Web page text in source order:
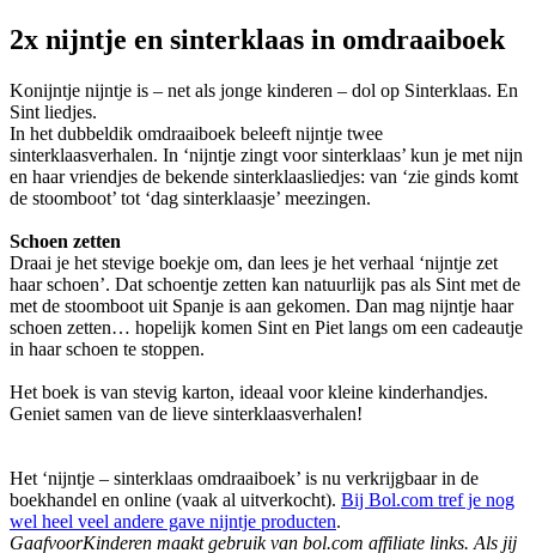
2x nijntje en sinterklaas in omdraaiboek
Konijntje nijntje is – net als jonge kinderen – dol op Sinterklaas. En
Sint liedjes.
In het dubbeldik omdraaiboek beleeft nijntje twee
sinterklaasverhalen. In ‘nijntje zingt voor sinterklaas’ kun je met nijn
en haar vriendjes de bekende sinterklaasliedjes: van ‘zie ginds komt
de stoomboot’ tot ‘dag sinterklaasje’ meezingen.
Schoen zetten
Draai je het stevige boekje om, dan lees je het verhaal ‘nijntje zet
haar schoen’. Dat schoentje zetten kan natuurlijk pas als Sint met de
met de stoomboot uit Spanje is aan gekomen. Dan mag nijntje haar
schoen zetten… hopelijk komen Sint en Piet langs om een cadeautje
in haar schoen te stoppen.
Het boek is van stevig karton, ideaal voor kleine kinderhandjes.
Geniet samen van de lieve sinterklaasverhalen!
Het ‘nijntje – sinterklaas omdraaiboek’ is nu verkrijgbaar in de
boekhandel en online (vaak al uitverkocht). Bij Bol.com tref je nog
wel heel veel andere gave nijntje producten.
GaafvoorKinderen maakt gebruik van bol.com affiliate links. Als jij